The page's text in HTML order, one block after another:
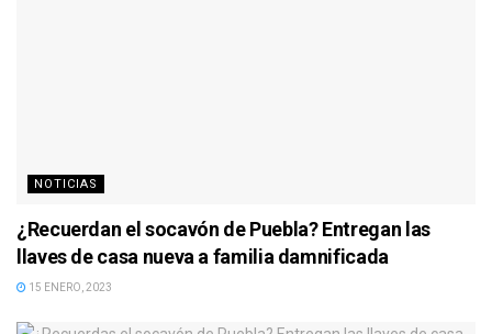
NOTICIAS
¿Recuerdan el socavón de Puebla? Entregan las
llaves de casa nueva a familia damnificada
15 ENERO, 2023